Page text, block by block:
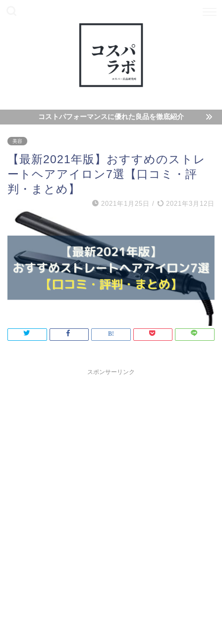
コストパフォーマンスに優れた良品を徹底紹介
美容
【最新2021年版】おすすめのストレ
ートヘアアイロン7選【口コミ・評
判・まとめ】
2021年1月25日 / 2021年3月12日
スポンサーリンク